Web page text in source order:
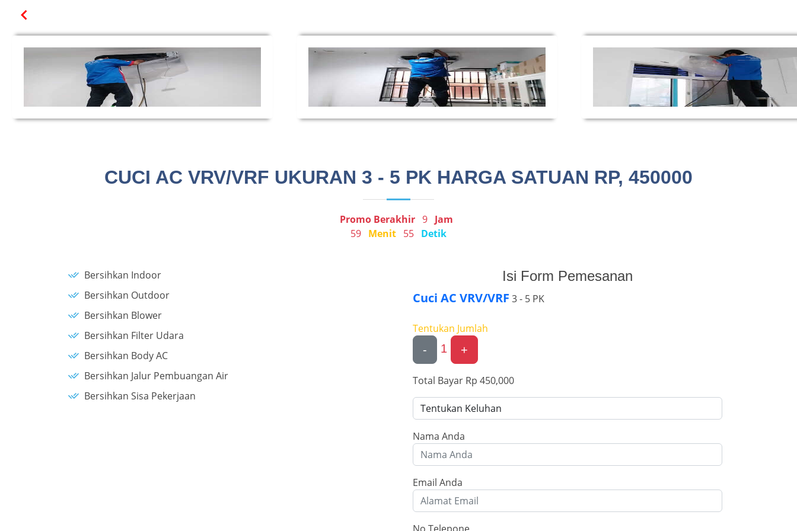
CUCI AC VRV/VRF UKURAN 3 - 5 PK HARGA SATUAN RP, 450000
Promo Berakhir 9 Jam
59 Menit 55 Detik
Bersihkan Indoor
Bersihkan Outdoor
Bersihkan Blower
Bersihkan Filter Udara
Bersihkan Body AC
Bersihkan Jalur Pembuangan Air
Bersihkan Sisa Pekerjaan
Isi Form Pemesanan
Cuci AC VRV/VRF 3 - 5 PK
Tentukan Jumlah
-
1 +
Total Bayar Rp 450,000
Nama Anda
Email Anda